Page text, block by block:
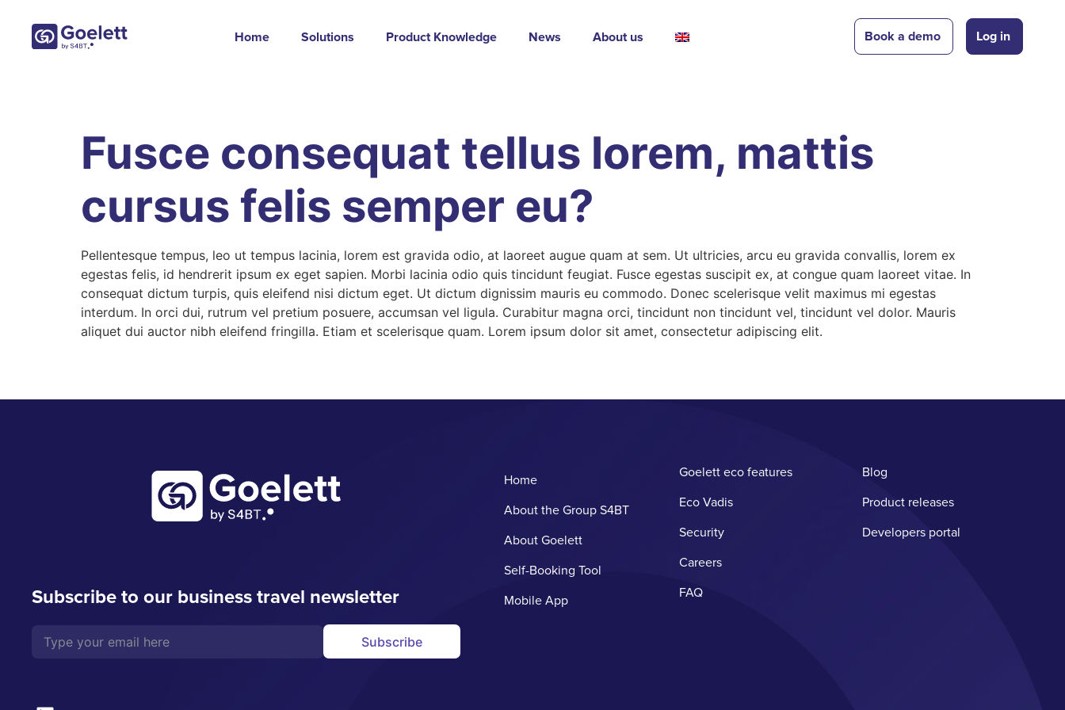
Home Solutions Product Knowledge News About us Book a demo Log in
Fusce consequat tellus lorem, mattis
cursus felis semper eu?
Pellentesque tempus, leo ut tempus lacinia, lorem est gravida odio, at laoreet augue quam at sem. Ut ultricies, arcu eu gravida convallis, lorem ex
egestas felis, id hendrerit ipsum ex eget sapien. Morbi lacinia odio quis tincidunt feugiat. Fusce egestas suscipit ex, at congue quam laoreet vitae. In
consequat dictum turpis, quis eleifend nisi dictum eget. Ut dictum dignissim mauris eu commodo. Donec scelerisque velit maximus mi egestas
interdum. In orci dui, rutrum vel pretium posuere, accumsan vel ligula. Curabitur magna orci, tincidunt non tincidunt vel, tincidunt vel dolor. Mauris
aliquet dui auctor nibh eleifend fringilla. Etiam et scelerisque quam. Lorem ipsum dolor sit amet, consectetur adipiscing elit.
Subscribe to our business travel newsletter
Subscribe
Home
About the Group S4BT
About Goelett
Self-Booking Tool
Mobile App
Goelett eco features
Eco Vadis
Security
Careers
FAQ
Blog
Product releases
Developers portal